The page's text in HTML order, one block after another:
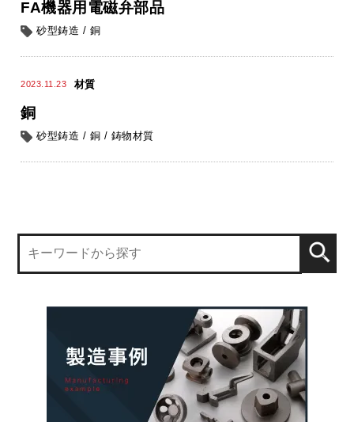
FA機器用電磁弁部品
砂型鋳造 / 銅
2023.11.23 材質
銅
砂型鋳造 / 銅 / 鋳物材質